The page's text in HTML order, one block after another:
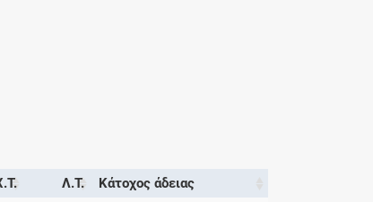
Λ.Τ.
Κάτοχος άδειας